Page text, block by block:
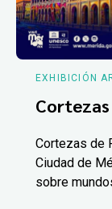
EXHIBICIÓN
Cortezas
Cortezas de
Ciudad de
sobre